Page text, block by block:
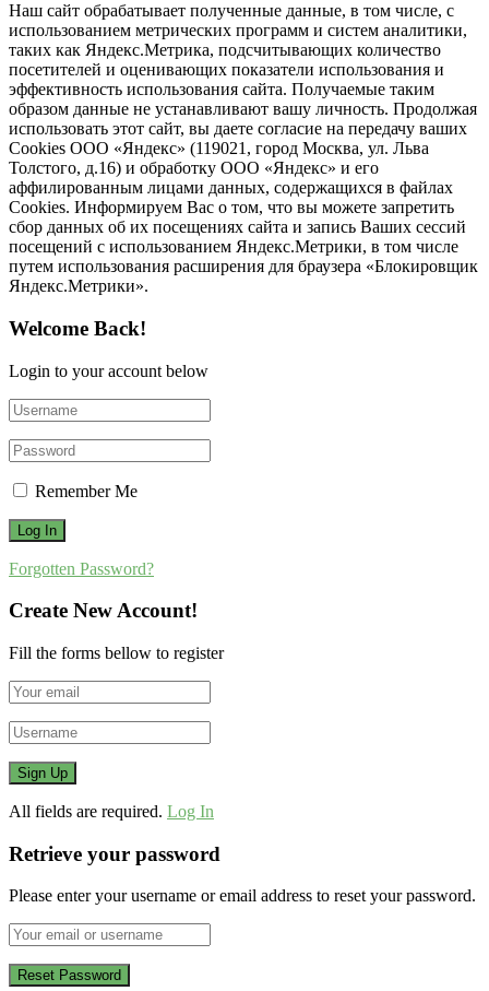
Наш сайт обрабатывает полученные данные, в том числе, с
использованием метрических программ и систем аналитики,
таких как Яндекс.Метрика, подсчитывающих количество
посетителей и оценивающих показатели использования и
эффективность использования сайта. Получаемые таким
образом данные не устанавливают вашу личность. Продолжая
использовать этот сайт, вы даете согласие на передачу ваших
Cookies ООО «Яндекс» (119021, город Москва, ул. Льва
Толстого, д.16) и обработку ООО «Яндекс» и его
аффилированным лицами данных, содержащихся в файлах
Cookies. Информируем Вас о том, что вы можете запретить
сбор данных об их посещениях сайта и запись Ваших сессий
посещений с использованием Яндекс.Метрики, в том числе
путем использования расширения для браузера «Блокировщик
Яндекс.Метрики».
Welcome Back!
Login to your account below
Remember Me
Forgotten Password?
Create New Account!
Fill the forms bellow to register
All fields are required. Log In
Retrieve your password
Please enter your username or email address to reset your password.